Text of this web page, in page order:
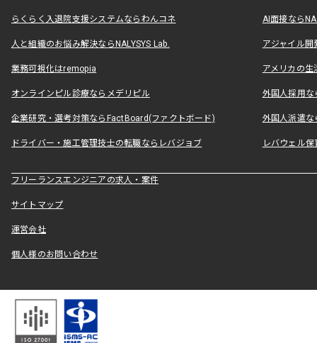
らくらく入退院支援システムならわんコネ AI面接なら
人と組織のお悩み解決ならNALYSYS Lab. アジャイル
業務可視化はremopia アメリカの
オンラインピル診療ならメデリピル 外国人採用
企業研究・選考対策ならFactBoard(ファクトボード) 外国人派遣な
ドライバー・施工管理技士の転職ならレバジョブ レバウェル
フリーランスエンジニアの求人・案件
サイトマップ
運営会社
個人様のお問い合わせ